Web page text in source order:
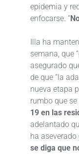
epidemia y
enfocarse. “
Illa ha
semana, que
asegurado
de que “la
nueva etapa
rumbo que
19 en las
adelantado
ha
se diga que